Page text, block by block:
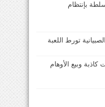
بإنتظام
تورط اللعبة
كاذبة وبيع الأوهام